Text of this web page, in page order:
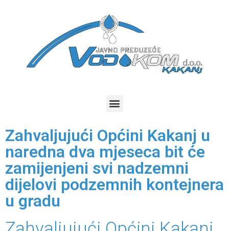
Zahvaljujući Općini Kakanj u
naredna dva mjeseca bit će
zamijenjeni svi nadzemni
dijelovi podzemnih kontejnera
u gradu